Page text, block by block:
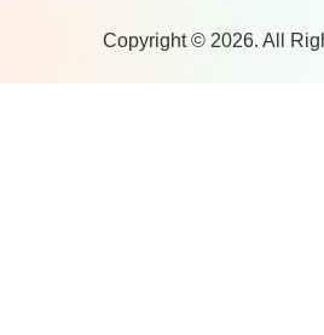
Copyright © 2026. All